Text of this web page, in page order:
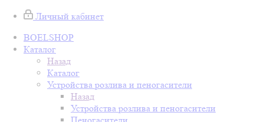
Личный кабинет
BOELSHOP
Каталог
Назад
Каталог
Устройства розлива и пеногасители
Назад
Устройства розлива и пеногасители